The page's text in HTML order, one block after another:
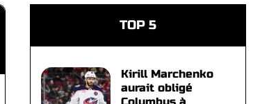
TOP 5
Kirill Marchenko
aurait obligé